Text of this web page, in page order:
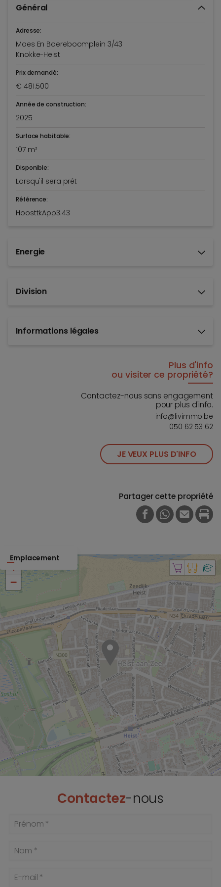
Général
Adresse:
Maes En Boereboomplein 3/43
Knokke-Heist
Prix demandé:
€ 481.500
Année de construction:
2025
Surface habitable:
107 m²
Disponible:
Lorsqu'il sera prêt
Référence:
HoosttkApp3.43
Energie
Division
Informations légales
Plus d'info
ou visiter ce propriété?
Contactez-nous sans engagement
pour plus d'info.
info@livimmo.be
050 62 53 62
JE VEUX PLUS D'INFO
Partager cette propriété
FACEBOOK
WHATSAPP
E-MAIL
Emplacement
+
−
Contactez-nous
Prénom *
Nom *
E-mail *